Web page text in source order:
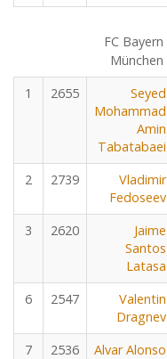
FC Bayern
München
1
2655
Seyed
Mohammad
Amin
Tabatabaei
2 2739
Vladimir
Fedoseev
3 2620
Jaime
Santos
Latasa
6 2547
Valentin
Dragnev
7 2536
Alvar Alonso